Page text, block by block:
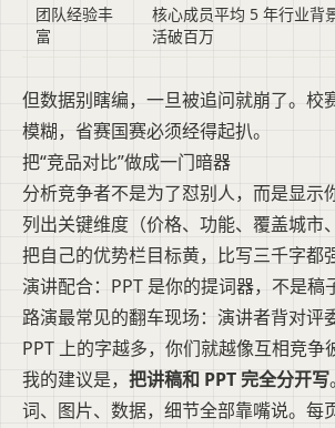
团队经验丰
富
核心成员平均 5 年行业背
活破百万
但数据别瞎编，一旦被追问就崩了。校
模糊，省赛国赛必须经得起扒。
把“竞品对比”做成一门暗器
分析竞争者不是为了怼别人，而是显示
列出关键维度（价格、功能、覆盖城市
把自己的优势栏目标黄，比写三千字都
演讲配合：PPT 是你的提词器，不是稿
路演最常见的翻车现场：演讲者背对评
PPT 上的字越多，你们就越像互相竞争
我的建议是， 把讲稿和 PPT 完全分开写
词、图片、数据，细节全部靠嘴说。每